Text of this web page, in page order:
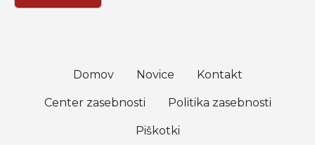
Domov Novice Kontakt
Center zasebnosti Politika zasebnosti
Piškotki